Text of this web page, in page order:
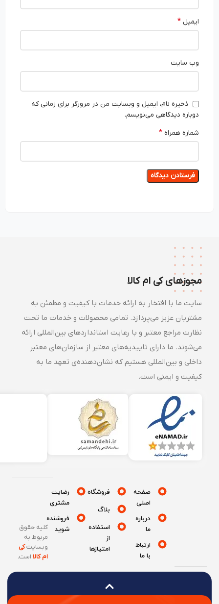
ایمیل*
وب‌ سایت
ذخیره نام، ایمیل و وبسایت من در مرورگر برای زمانی که
دوباره دیدگاهی می‌نویسم.
شماره همراه*
مجوزهای کی ام کالا
سایت ما با افتخار به ارائه خدمات با کیفیت و مطمئن به
مشتریان عزیز می‌پردازد. تمامی محصولات و خدمات ما تحت
نظارت مراجع معتبر و با رعایت استانداردهای بین‌المللی ارائه
می‌شوند. ما دارای تاییدیه‌های معتبر از سازمان‌های معتبر
داخلی و بین‌المللی هستیم که نشان‌دهنده‌ی تعهد ما به
کیفیت و ایمنی است.
صفحه
درباره
ارتباط
فروشگاه
بلاگ
استفاده
امتیازها
رضایت
مشتری
فروشنده
شوید
کلیه حقوق
مربوط به
وبسایتکی
ام کالااست.